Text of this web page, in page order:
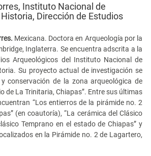
Instituto Nacional de
Dirección de Estudios
Mexicana. Doctora en Arqueología por la
Inglaterra. Se encuentra adscrita a la
Arqueológicos del Instituto Nacional de
Su proyecto actual de investigación se
conservación de la zona arqueológica de
de La Trinitaria, Chiapas”. Entre sus últimas
“Los entierros de la pirámide no. 2
(en coautoría), “La cerámica del Clásico
Temprano en el estado de Chiapas” y
en la Pirámide no. 2 de Lagartero,